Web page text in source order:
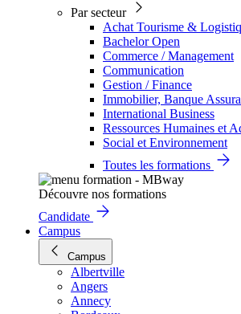
Par secteur
Achat Tourisme &
Bachelor Open
Commerce / Management
Communication
Gestion / Finance
Immobilier, Banque
International Business
Ressources Humaines et
Social et Environnement
Toutes les formations
Découvre nos formations
Candidate
Campus
Campus
Albertville
Angers
Annecy